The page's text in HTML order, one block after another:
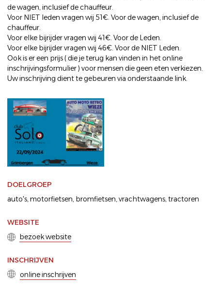
de wagen, inclusief de chauffeur.
Voor NIET leden vragen wij 51€. Voor de wagen, inclusief de
chauffeur.
Voor elke bijrijder vragen wij 41€. Voor de Leden.
Voor elke bijrijder vragen wij 46€. Voor de NIET Leden.
Ook is er een prijs ( die je terug kan vinden in het online
inschrijvingsformulier ) voor mensen die geen eten verkiezen.
Uw inschrijving dient te gebeuren via onderstaande link.
DOELGROEP
auto's motorfietsen bromfietsen vrachtwagens tractoren
WEBSITE
bezoek website
INSCHRIJVEN
online inschrijven